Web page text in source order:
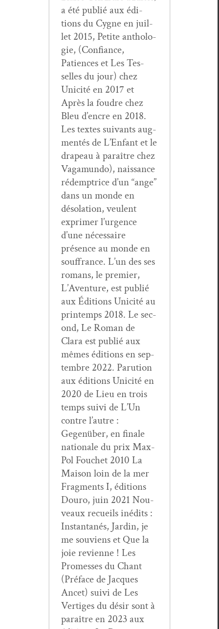
a été pub­lié aux édi­
tions du Cygne en juil­
let 2015, Petite antholo­
gie, (Con­fi­ance,
Patiences et Les Tes­
selles du jour) chez
Unic­ité en 2017 et
Après la foudre chez
Bleu d’en­cre en 2018.
Les textes suiv­ants aug­
men­tés de L’En­fant et le
dra­peau à paraître chez
Vaga­mun­do), nais­sance
rédemptrice d’un “ange”
dans un monde en
déso­la­tion, veu­lent
exprimer l’ur­gence
d’une néces­saire
présence au monde en
souf­france. L’un des ses
romans, le pre­mier,
L’Aven­ture, est pub­lié
aux Édi­tions Unic­ité au
print­emps 2018. Le sec­
ond, Le Roman de
Clara est pub­lié aux
mêmes édi­tions en sep­
tem­bre 2022. Paru­tion
aux édi­tions Unic­ité en
2020 de Lieu en trois
temps suivi de L’Un
con­tre l’autre :
Gegenüber, en finale
nationale du prix Max-
Pol Fouchet 2010 La
Mai­son loin de la mer
Frag­ments I, édi­tions
Douro, juin 2021 Nou­
veaux recueils inédits :
Instan­ta­nés, Jardin, je
me sou­viens et Que la
joie revi­enne ! Les
Promess­es du Chant
(Pré­face de Jacques
Ancet) suivi de Les
Ver­tiges du désir sont à
paraître en 2023 aux